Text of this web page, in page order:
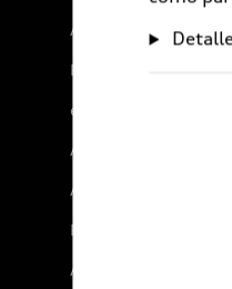
Audi Sport
Promociones
e-Newsletter
Audi internacional
Audi Go Green
Próximo Destino
Audi Exclusive